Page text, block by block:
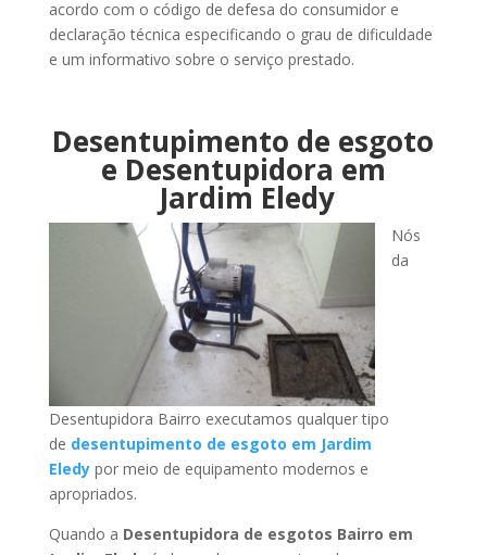
acordo com o código de defesa do consumidor e
declaração técnica especificando o grau de dificuldade
e um informativo sobre o serviço prestado.
Desentupimento de esgoto
e Desentupidora em
Jardim Eledy
Nós
da
Desentupidora Bairro executamos qualquer tipo
de desentupimento de esgoto em Jardim
Eledypor meio de equipamento modernos e
apropriados.
Quando a Desentupidora de esgotos Bairro em